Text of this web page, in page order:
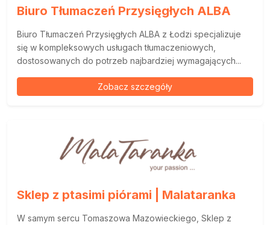
Biuro Tłumaczeń Przysięgłych ALBA
Biuro Tłumaczeń Przysięgłych ALBA z Łodzi specjalizuje
się w kompleksowych usługach tłumaczeniowych,
dostosowanych do potrzeb najbardziej wymagających...
Zobacz szczegóły
Sklep z ptasimi piórami | Malataranka
W samym sercu Tomaszowa Mazowieckiego, Sklep z